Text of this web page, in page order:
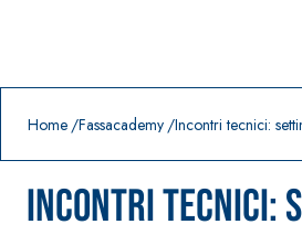
Home Fassacademy Incontri tecnici:
Incontri tecnici:
Prodotti in primo piano